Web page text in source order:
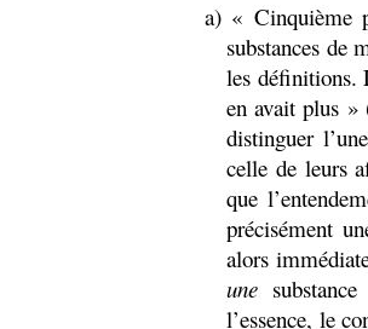
a) « Cinquième
substances de
les définitions.
en avait plus »
distinguer
celle de leurs
que
précisément
alors
une
l’essence, le